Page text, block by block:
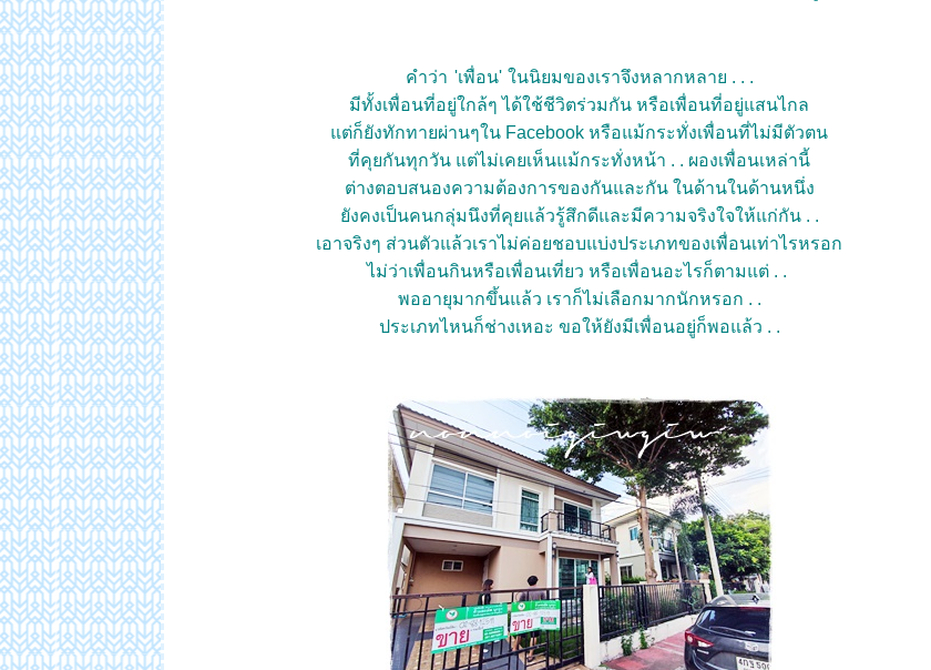
คำว่า 'เพื่อน' นนิยมของเราจึงหลากหลาย . . .
มีทั้งเพื่อนที่อยู่ใกล้ๆ ได้ใช้ชีวิตร่วมกัน หรือเพื่อนที่อยู่แสนไกล
ต่ก็ยังทักทายผ่านๆใน Facebook หรือแม้กระทั่งเพื่อนที่ไม่มีตัวตน
ที่คุยกันทุกวัน แต่ไม่เคยเห็นแม้กระทั่งหน้า . . ผองเพื่อนเหล่านี้
ต่างตอบสนองความต้องการของกันและกัน ในด้านในด้านหนึ่ง
ังคงเป็นคนกลุ่มนึงที่คุยแล้วรู้สึกดีและมีความจริงใจให้แก่กัน . .
เอาจริงๆ ส่วนตัวแล้วเราไม่ค่อยชอบแบ่งประเภทของเพื่อนเท่าไรหรอก
ไม่ว่าเพื่อนกินหรือเพื่อนเที่ยว หรือเพื่อนอะไรก็ตามแต่ . .
พออายุมากขึ้นแล้ว เราก็ไม่เลือกมากนักหรอก . .
ประเภทไหนก็ช่างเหอะ ขอให้ยังมีเพื่อนอยู่ก็พอแล้ว . .